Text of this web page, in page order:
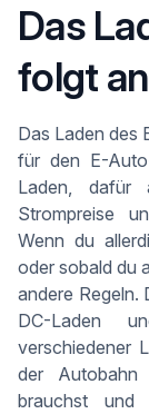
Das
folgt
Das Laden des
für den E-
Laden, dafür
Strompreise
Wenn du
oder sobald du
andere Regeln.
DC-Laden
verschiedener
der Autobahn
brauchst und